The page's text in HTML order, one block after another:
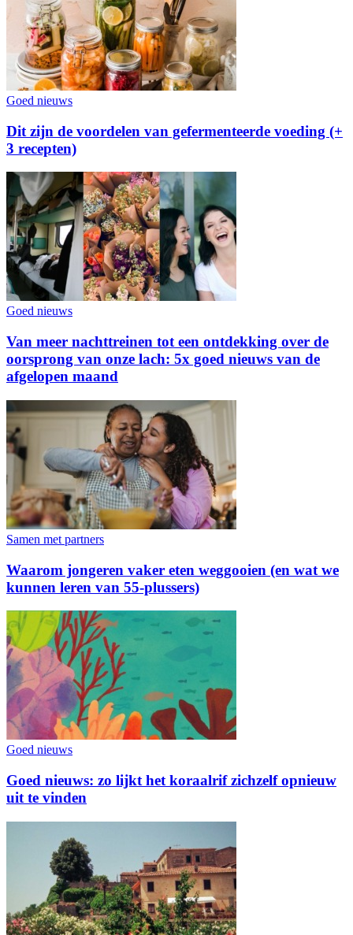
Goed nieuws
Dit zijn de voordelen van gefermenteerde voeding (+
3 recepten)
Goed nieuws
Van meer nachttreinen tot een ontdekking over de
oorsprong van onze lach: 5x goed nieuws van de
afgelopen maand
Samen met partners
Waarom jongeren vaker eten weggooien (en wat we
kunnen leren van 55-plussers)
Goed nieuws
Goed nieuws: zo lijkt het koraalrif zichzelf opnieuw
uit te vinden